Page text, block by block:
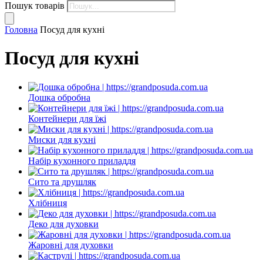
Пошук товарів
Головна Посуд для кухні
Посуд для кухні
Дошка обробна
Контейнери для їжі
Миски для кухні
Набір кухонного приладдя
Сито та друшляк
Хлібниця
Деко для духовки
Жаровні для духовки